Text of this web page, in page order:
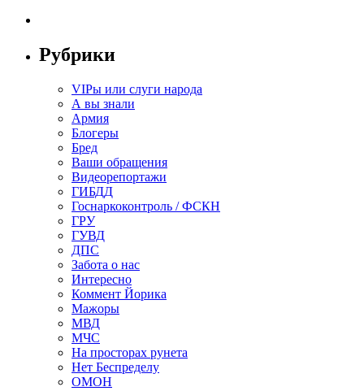
Рубрики
VIPы или слуги народа
А вы знали
Армия
Блогеры
Бред
Ваши обращения
Видеорепортажи
ГИБДД
Госнаркоконтроль / ФСКН
ГРУ
ГУВД
ДПС
Забота о нас
Интересно
Коммент Йорика
Мажоры
МВД
МЧС
На просторах рунета
Нет Беспределу
ОМОН